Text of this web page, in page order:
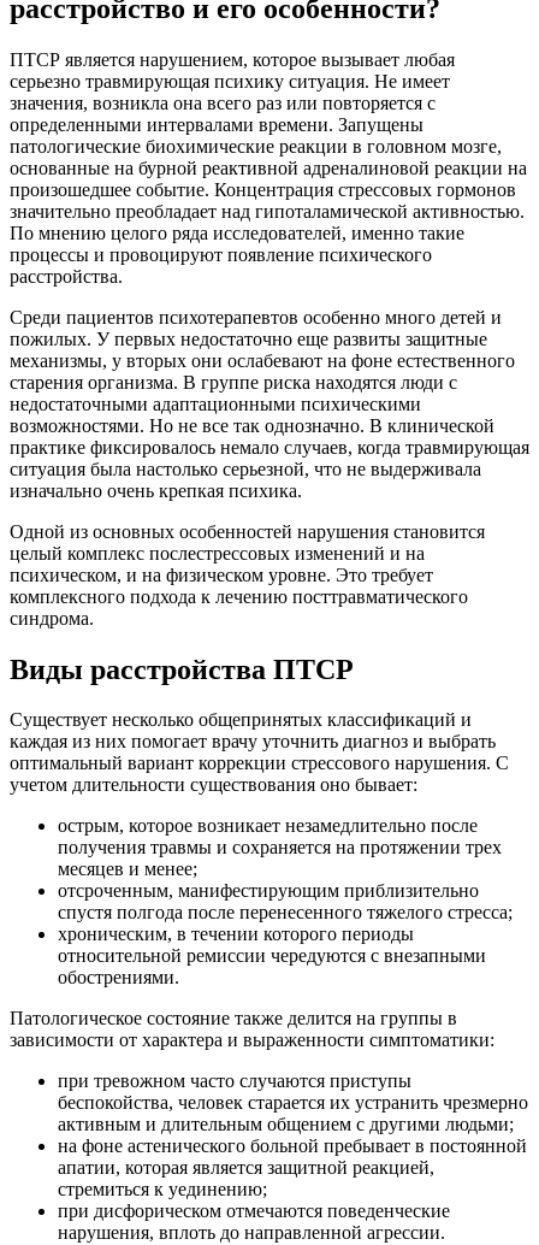
расстройство и его особенности?
ПТСР является нарушением, которое вызывает любая
серьезно травмирующая психику ситуация. Не имеет
значения, возникла она всего раз или повторяется с
определенными интервалами времени. Запущены
патологические биохимические реакции в головном мозге,
основанные на бурной реактивной адреналиновой реакции на
произошедшее событие. Концентрация стрессовых гормонов
значительно преобладает над гипоталамической активностью.
По мнению целого ряда исследователей, именно такие
процессы и провоцируют появление психического
расстройства.
Среди пациентов психотерапевтов особенно много детей и
пожилых. У первых недостаточно еще развиты защитные
механизмы, у вторых они ослабевают на фоне естественного
старения организма. В группе риска находятся люди с
недостаточными адаптационными психическими
возможностями. Но не все так однозначно. В клинической
практике фиксировалось немало случаев, когда травмирующая
ситуация была настолько серьезной, что не выдерживала
изначально очень крепкая психика.
Одной из основных особенностей нарушения становится
целый комплекс послестрессовых изменений и на
психическом, и на физическом уровне. Это требует
комплексного подхода к лечению посттравматического
синдрома.
Виды расстройства ПТСР
Существует несколько общепринятых классификаций и
каждая из них помогает врачу уточнить диагноз и выбрать
оптимальный вариант коррекции стрессового нарушения. С
учетом длительности существования оно бывает:
острым, которое возникает незамедлительно после
получения травмы и сохраняется на протяжении трех
месяцев и менее;
отсроченным, манифестирующим приблизительно
спустя полгода после перенесенного тяжелого стресса;
хроническим, в течении которого периоды
относительной ремиссии чередуются с внезапными
обострениями.
Патологическое состояние также делится на группы в
зависимости от характера и выраженности симптоматики:
при тревожном часто случаются приступы
беспокойства, человек старается их устранить чрезмерно
активным и длительным общением с другими людьми;
на фоне астенического больной пребывает в постоянной
апатии, которая является защитной реакцией,
стремиться к уединению;
при дисфорическом отмечаются поведенческие
нарушения, вплоть до направленной агрессии.